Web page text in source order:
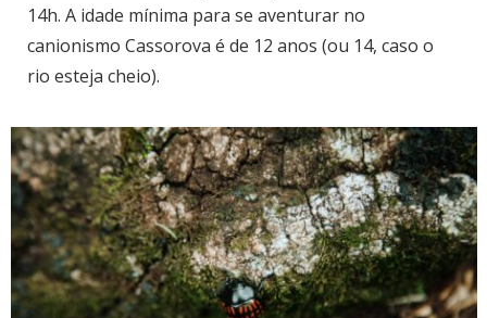
14h. A idade mínima para se aventurar no
canionismo Cassorova é de 12 anos (ou 14, caso o
rio esteja cheio).